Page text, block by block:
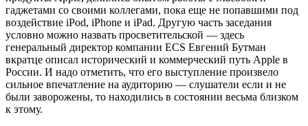
гаджетами со своими коллегами, пока еще не попавшими под
воздействие iPod, iPhone и iPad. Другую часть заседания
условно можно назвать просветительской — здесь
генеральный директор компании ECS Евгений Бутман
вкратце описал исторический и коммерческий путь Apple в
России. И надо отметить, что его выступление произвело
сильное впечатление на аудиторию — слушатели если и не
были заворожены, то находились в состоянии весьма близком
к этому.